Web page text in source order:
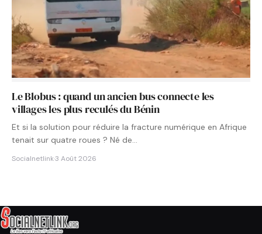
Le Blobus : quand un ancien bus connecte les
villages les plus reculés du Bénin
Et si la solution pour réduire la fracture numérique en Afrique
tenait sur quatre roues ? Né de…
Socialnetlink·3 Août 2026